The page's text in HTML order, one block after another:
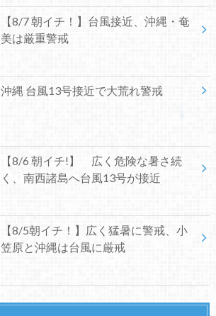
【8/7 朝イチ！】台風接近、沖縄・奄
美は厳重警戒
沖縄 台風13号接近で大荒れ警戒
【8/6 朝イチ!】 広く危険な暑さ続
く、南西諸島へ台風13号が接近
【8/5朝イチ！】広く猛暑に警戒、小
笠原と沖縄は台風に厳戒